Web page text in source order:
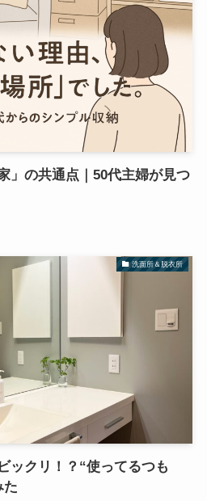
」の共通点｜50代主婦が見つ
洗面所＆脱衣所
ックリ！？“使ってるつも
た